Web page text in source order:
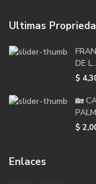
Ultimas
DE
$
🏡
$
Enlaces